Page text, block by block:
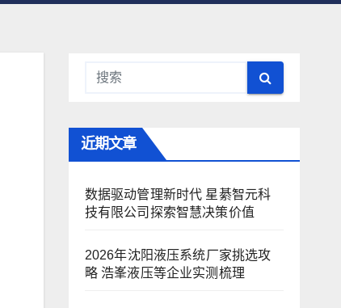
近期文章
数据驱动管理新时代 星綦智元科
技有限公司探索智慧决策价值
2026年沈阳液压系统厂家挑选攻
略 浩峯液压等企业实测梳理